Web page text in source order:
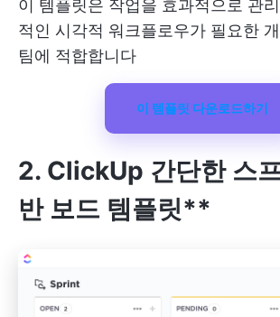
이 템플릿은 작업을 효과적으로 관
적인 시각적 워크플로우가 필요한
팀에 적합합니다
이 템플릿 다운로드하기
2. ClickUp 간단한 스
반 보드 템플릿**